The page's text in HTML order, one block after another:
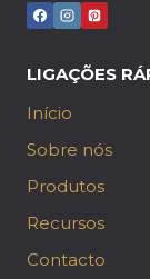
LIGAÇÕES
Início
Sobre nós
Produtos
Recursos
Contacto